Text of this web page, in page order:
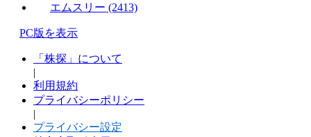
エムスリー (2413)
PC版を表示
「株探」について
|
利用規約
プライバシーポリシー
|
プライバシー設定